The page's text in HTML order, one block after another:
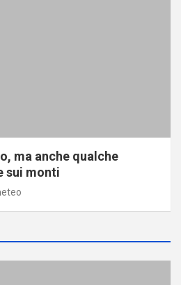
ma anche qualche
sui monti